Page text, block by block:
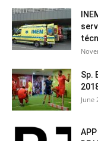
Sp.
June